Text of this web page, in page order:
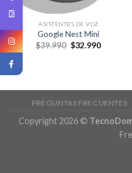
ASISTENTES DE VOZ
Google Nest Mini
$39.990 $32.990
PREGUNTAS FRECUENTES
Copyright 2026 ©